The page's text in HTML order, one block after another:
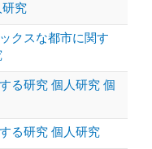
研究
クスな都市に関す
る研究 個人研究 個
る研究 個人研究